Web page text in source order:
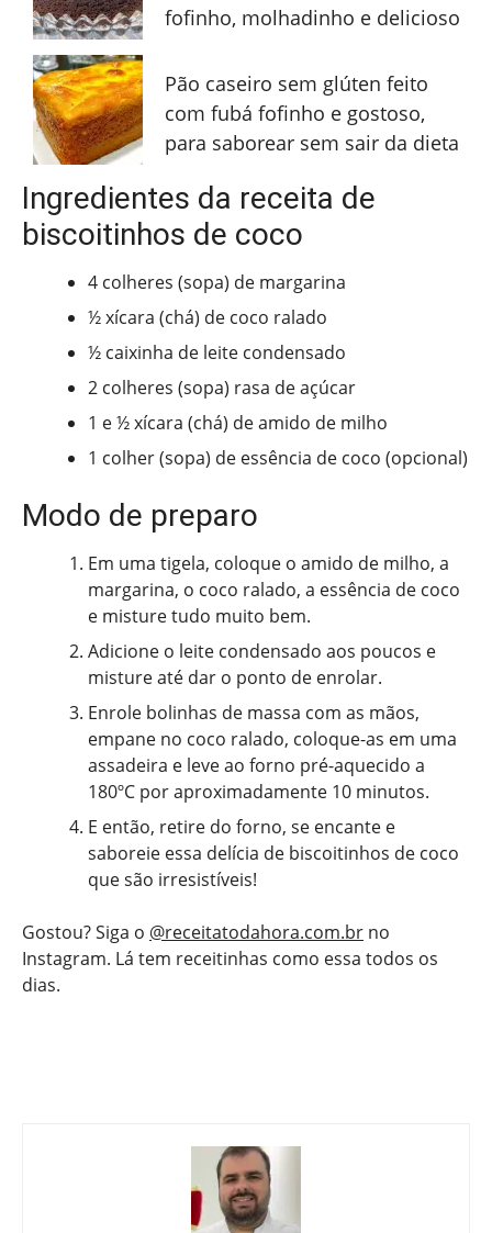
fofinho, molhadinho e delicioso
Pão caseiro sem glúten feito
com fubá fofinho e gostoso,
para saborear sem sair da dieta
Ingredientes da receita de
biscoitinhos de coco
4 colheres (sopa) de margarina
½ xícara (chá) de coco ralado
½ caixinha de leite condensado
2 colheres (sopa) rasa de açúcar
1 e ½ xícara (chá) de amido de milho
1 colher (sopa) de essência de coco (opcional)
Modo de preparo
Em uma tigela, coloque o amido de milho, a
margarina, o coco ralado, a essência de coco
e misture tudo muito bem.
Adicione o leite condensado aos poucos e
misture até dar o ponto de enrolar.
Enrole bolinhas de massa com as mãos,
empane no coco ralado, coloque-as em uma
assadeira e leve ao forno pré-aquecido a
180ºC por aproximadamente 10 minutos.
E então, retire do forno, se encante e
saboreie essa delícia de biscoitinhos de coco
que são irresistíveis!
Gostou? Siga o @receitatodahora.com.br no
Instagram. Lá tem receitinhas como essa todos os
dias.